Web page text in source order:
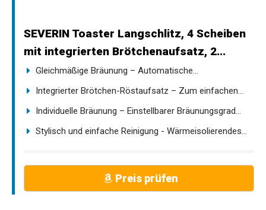
SEVERIN Toaster Langschlitz, 4 Scheiben
mit integrierten Brötchenaufsatz, 2...
Gleichmäßige Bräunung – Automatische...
Integrierter Brötchen-Röstaufsatz – Zum einfachen...
Individuelle Bräunung – Einstellbarer Bräunungsgrad...
Stylisch und einfache Reinigung - Wärmeisolierendes...
Preis prüfen